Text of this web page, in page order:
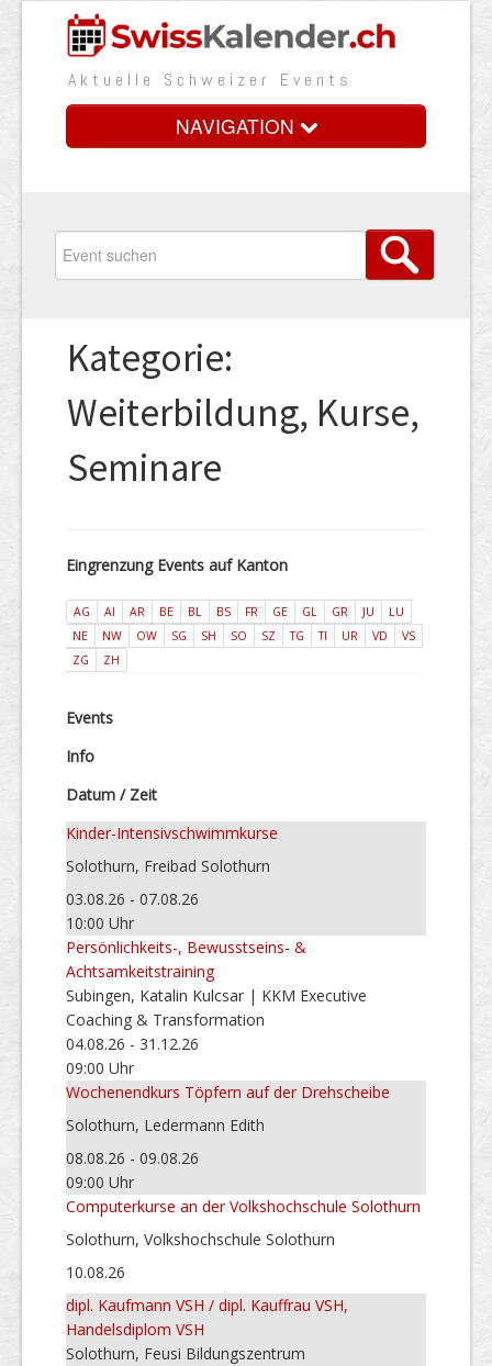
Aktuelle Schweizer Events
NAVIGATION
Vorteile
Medienbooster
Event erfassen
Kategorie:
Weiterbildung, Kurse,
Seminare
Eingrenzung Events auf Kanton
AG AI AR BE BL BS FR GE GL GR JU
LU
NE
NW OW SG SH SO SZ TG TI UR VD
VS
ZG
ZH
Events
Info
Datum / Zeit
Kinder-Intensivschwimmkurse
Solothurn, Freibad Solothurn
03.08.26 - 07.08.26
10:00 Uhr
Persönlichkeits-, Bewusstseins- &
Achtsamkeitstraining
Subingen, Katalin Kulcsar | KKM Executive
Coaching & Transformation
04.08.26 - 31.12.26
09:00 Uhr
Wochenendkurs Töpfern auf der Drehscheibe
Solothurn, Ledermann Edith
08.08.26 - 09.08.26
09:00 Uhr
Computerkurse an der Volkshochschule Solothurn
Solothurn, Volkshochschule Solothurn
10.08.26
dipl. Kaufmann VSH / dipl. Kauffrau VSH,
Handelsdiplom VSH
Solothurn, Feusi Bildungszentrum